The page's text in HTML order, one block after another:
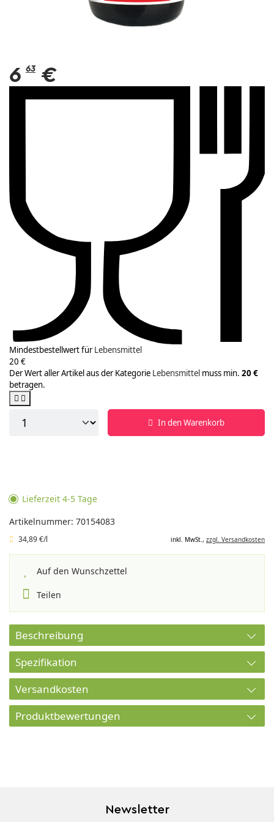
6 63 €
Mindestbestellwert fürLebensmittel
20 €
Der Wert aller Artikel aus der Kategorie Lebensmittel muss min. 20 €
betragen.
In den Warenkorb
Lieferzeit 4-5 Tage
Artikelnummer: 70154083
34,89 €/l inkl. MwSt., zzgl. Versandkosten
Auf den Wunschzettel
Teilen
Beschreibung
Spezifikation
Versandkosten
Produktbewertungen
Newsletter